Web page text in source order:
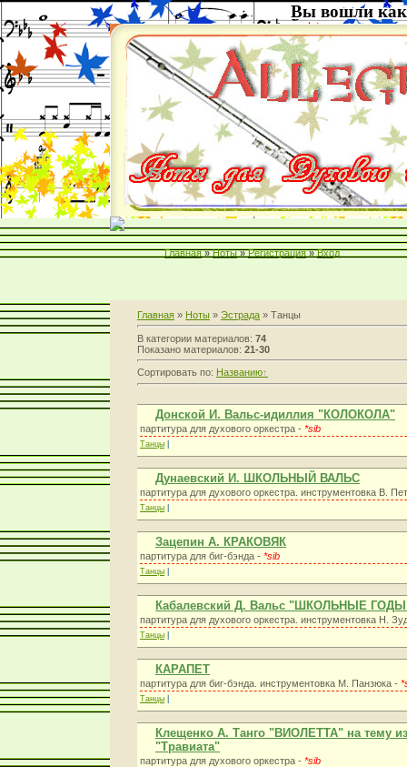
Вы вошли как
Главная » Ноты » Регистрация » Вход
Главная » Ноты » Эстрада » Танцы
В категории материалов: 74
Показано материалов: 21-30
Сортировать по: Названию
Донской И. Вальс-идиллия "КОЛОКОЛА"
партитура для духового оркестра - *sib
Танцы
Дунаевский И. ШКОЛЬНЫЙ ВАЛЬС
партитура для духового оркестра. инструментовка В.
Танцы
Зацепин А. КРАКОВЯК
партитура для биг-бэнда - *sib
Танцы
Кабалевский Д. Вальс "ШКОЛЬНЫЕ
партитура для духового оркестра. инструментовка Н.
Танцы
КАРАПЕТ
партитура для биг-бэнда. инструментовка М. Панзюка -
Танцы
Клещенко А. Танго "ВИОЛЕТТА" на тему
"Травиата"
партитура для духового оркестра - *sib